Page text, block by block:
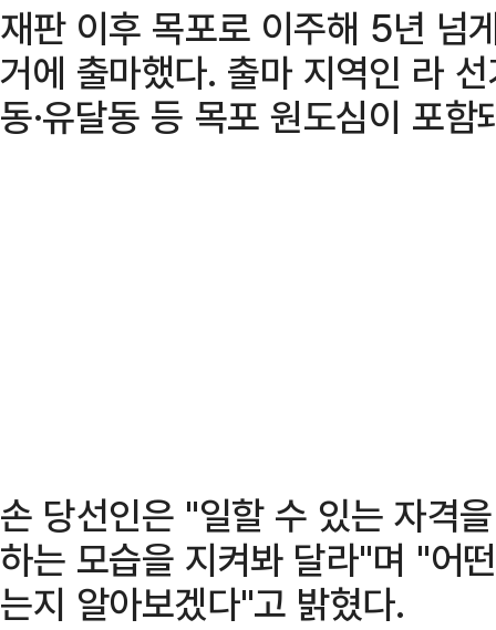
재판 이후 목포로 이주해 5년 넘
거에 출마했다. 출마 지역인 라
동·유달동 등 목포 원도심이 포함
손 당선인은 "일할 수 있는 자격
하는 모습을 지켜봐 달라"며 "어
는지 알아보겠다"고 밝혔다.